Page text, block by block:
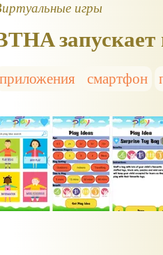
игры
приложения смартфон